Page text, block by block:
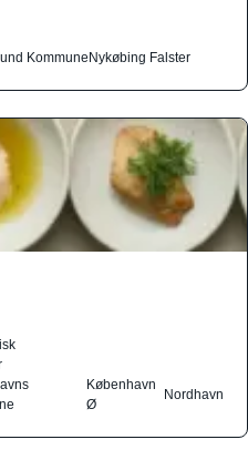
KommuneNykøbing Falster
København
Ø
Nordhavn